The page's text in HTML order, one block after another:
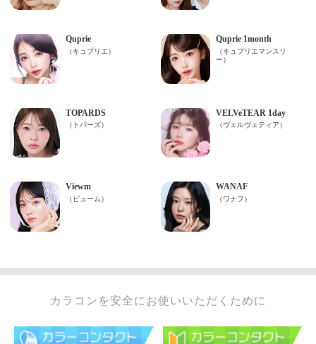
カラコンを安全にお使いいただくために